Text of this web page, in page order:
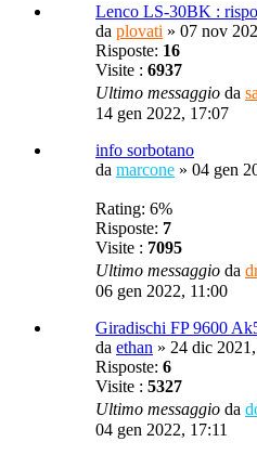
Lenco LS-30BK :
da plovati » 07 nov
Risposte: 16
Visite : 6937
Ultimo messaggio da
14 gen 2022, 17:07
info sorbotano
da marcone » 04 gen
Rating: 6%
Risposte: 7
Visite : 7095
Ultimo messaggio da
06 gen 2022, 11:00
Giradischi FP 9600
da ethan » 24 dic
Risposte: 6
Visite : 5327
Ultimo messaggio da
04 gen 2022, 17:11